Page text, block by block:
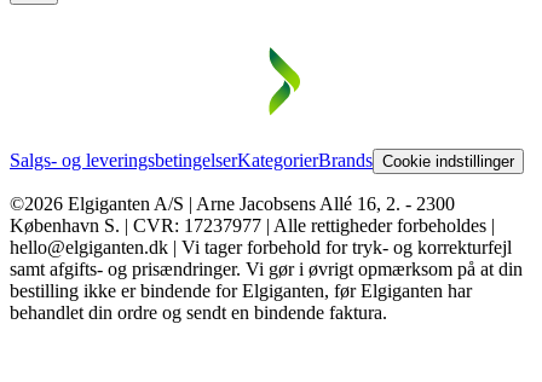
Salgs- og leveringsbetingelserKategorierBrands Cookie indstillinger
©2026 Elgiganten A/S | Arne Jacobsens Allé 16, 2. - 2300
København S. | CVR: 17237977 | Alle rettigheder forbeholdes |
hello@elgiganten.dk | Vi tager forbehold for tryk- og korrekturfejl
samt afgifts- og prisændringer. Vi gør i øvrigt opmærksom på at din
bestilling ikke er bindende for Elgiganten, før Elgiganten har
behandlet din ordre og sendt en bindende faktura.